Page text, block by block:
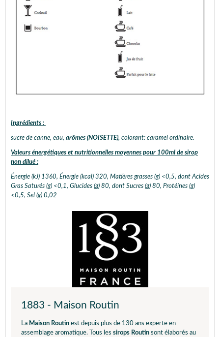
Ingrédients :
sucre de canne, eau, arômes (NOISETTE), colorant: caramel ordinaire.
Valeurs énergétiques et nutritionnelles moyennes pour 100ml de sirop
non dilué :
Énergie (kJ) 1360, Énergie (kcal) 320, Matières grasses (g) <0,5, dont Acides
Gras Saturés (g) <0,1, Glucides (g) 80, dont Sucres (g) 80, Protéines (g)
<0,5, Sel (g) 0,02
1883 - Maison Routin
La Maison Routin est depuis plus de 130 ans experte en
assemblage aromatique. Tous les sirops Routin sont élaborés au